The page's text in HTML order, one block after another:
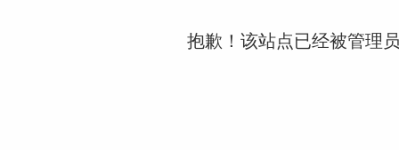
抱歉！该站点已经被管理